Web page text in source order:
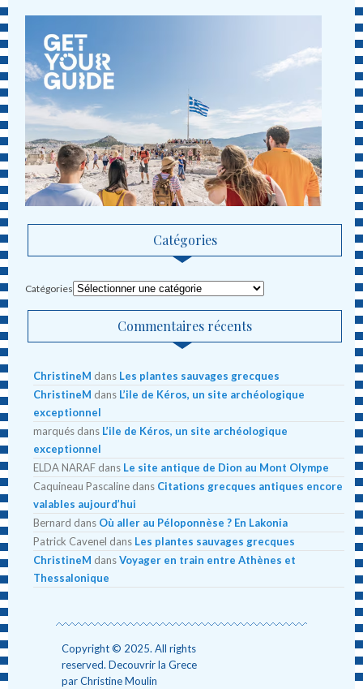
Catégories
Catégories
Commentaires récents
ChristineM dans Les plantes sauvages grecques
ChristineM dans L’ile de Kéros, un site archéologique
exceptionnel
marqués dans L’ile de Kéros, un site archéologique
exceptionnel
ELDA NARAF dans Le site antique de Dion au Mont Olympe
Caquineau Pascaline dans Citations grecques antiques encore
valables aujourd’hui
Bernard dans Où aller au Péloponnèse ? En Lakonia
Patrick Cavenel dans Les plantes sauvages grecques
ChristineM dansVoyager en train entre Athènes et
Thessalonique
Copyright © 2025. All rights
reserved. Decouvrir la Grece
par Christine Moulin